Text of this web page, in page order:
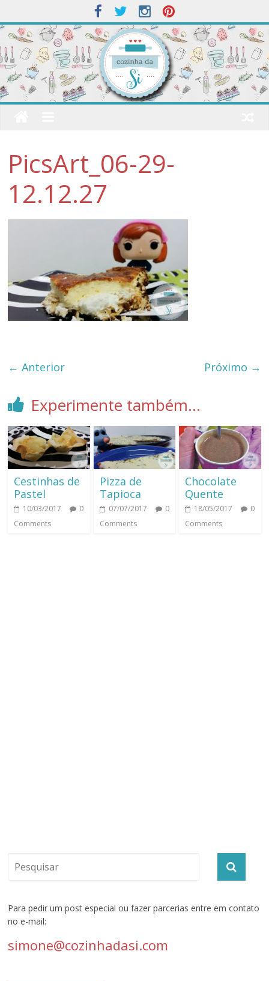
PicsArt_06-29-
12.12.27
← Anterior Próximo →
Experimente também...
Cestinhas de
Pastel
10/03/2017
0
Comments
Pizza de
Tapioca
07/07/2017
0
Comments
Chocolate
Quente
18/05/2017
0
Comments
Para pedir um post especial ou fazer parcerias entre em contato
no e-mail:
simone@cozinhadasi.com